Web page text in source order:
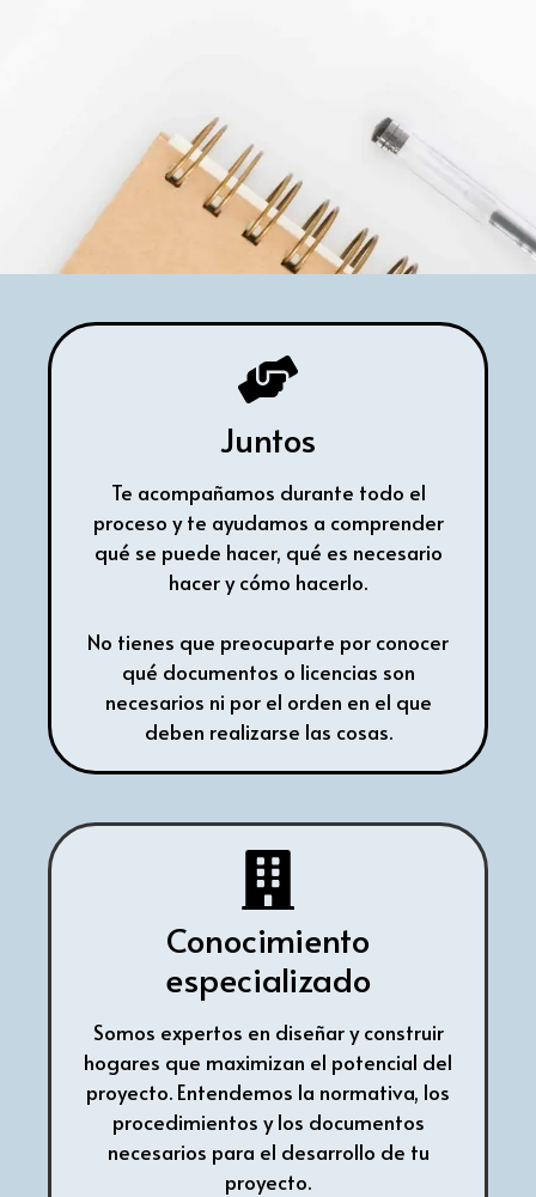
Juntos
Te acompañamos durante todo el
proceso y te ayudamos a comprender
qué se puede hacer, qué es necesario
hacer y cómo hacerlo.
No tienes que preocuparte por conocer
qué documentos o licencias son
necesarios ni por el orden en el que
deben realizarse las cosas.
Conocimiento
especializado
Somos expertos en diseñar y construir
hogares que maximizan el potencial del
proyecto. Entendemos la normativa, los
procedimientos y los documentos
necesarios para el desarrollo de tu
proyecto.